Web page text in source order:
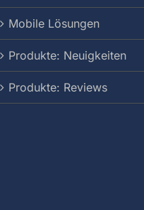
Mobile Lösungen
Produkte: Neuigkeiten
Produkte: Reviews